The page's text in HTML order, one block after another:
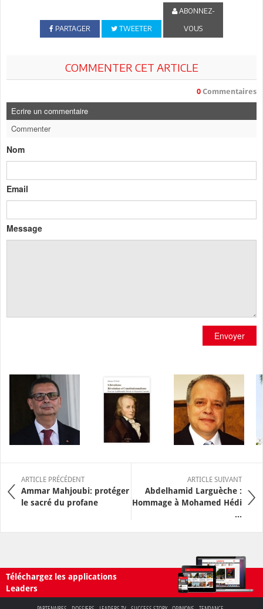
PARTAGER TWEETER
ABONNEZ-
VOUS
COMMENTER CET ARTICLE
0 Commentaires
Ecrire un commentaire
Commenter
Nom
Email
Message
Envoyer
ARTICLE PRÉCÉDENT
Ammar Mahjoubi: protéger
le sacré du profane
ARTICLE SUIVANT
Abdelhamid Larguèche :
Hommage à Mohamed Hédi
...
Téléchargez les applications
Leaders